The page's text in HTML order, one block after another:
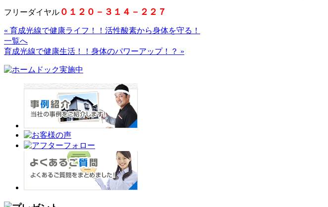
フリーダイヤル ０１２０－３１４－２２７
« 育成光線で健康ライフ！！活性酸素から身体を守る！
一覧へ
育成光線で健康生活！！身体のパワーアップ！？ »